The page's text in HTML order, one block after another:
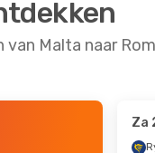
Malta naar
Za